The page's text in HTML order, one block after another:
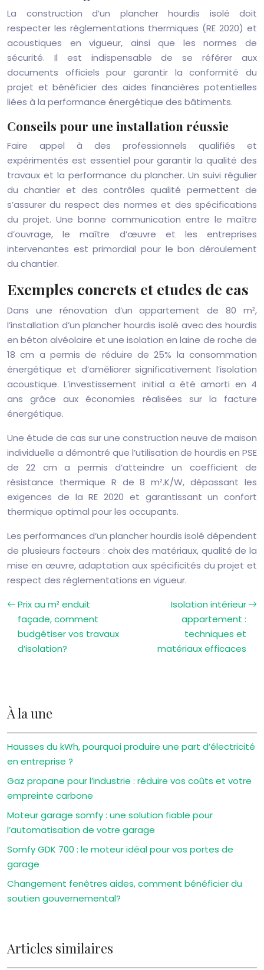
La construction d’un plancher hourdis isolé doit
respecter les réglementations thermiques (RE 2020) et
acoustiques en vigueur, ainsi que les normes de
sécurité. Il est indispensable de se référer aux
documents officiels pour garantir la conformité du
projet et bénéficier des aides financières potentielles
liées à la performance énergétique des bâtiments.
Conseils pour une installation réussie
Faire appel à des professionnels qualifiés et
expérimentés est essentiel pour garantir la qualité des
travaux et la performance du plancher. Un suivi régulier
du chantier et des contrôles qualité permettent de
s’assurer du respect des normes et des spécifications
du projet. Une bonne communication entre le maître
d’ouvrage, le maître d’œuvre et les entreprises
intervenantes est primordial pour le bon déroulement
du chantier.
Exemples concrets et etudes de cas
Dans une rénovation d’un appartement de 80 m²,
l’installation d’un plancher hourdis isolé avec des hourdis
en béton alvéolaire et une isolation en laine de roche de
18 cm a permis de réduire de 25% la consommation
énergétique et d’améliorer significativement l’isolation
acoustique. L’investissement initial a été amorti en 4
ans grâce aux économies réalisées sur la facture
énergétique.
Une étude de cas sur une construction neuve de maison
individuelle a démontré que l’utilisation de hourdis en PSE
de 22 cm a permis d’atteindre un coefficient de
résistance thermique R de 8 m².K/W, dépassant les
exigences de la RE 2020 et garantissant un confort
thermique optimal pour les occupants.
Les performances d’un plancher hourdis isolé dépendent
de plusieurs facteurs : choix des matériaux, qualité de la
mise en œuvre, adaptation aux spécificités du projet et
respect des réglementations en vigueur.
Prix au m² enduit
façade, comment
budgétiser vos travaux
d’isolation?
Isolation intérieur
appartement :
techniques et
matériaux efficaces
À la une
Hausses du kWh, pourquoi produire une part d’électricité
en entreprise ?
Gaz propane pour l’industrie : réduire vos coûts et votre
empreinte carbone
Moteur garage somfy : une solution fiable pour
l’automatisation de votre garage
Somfy GDK 700 : le moteur idéal pour vos portes de
garage
Changement fenêtres aides, comment bénéficier du
soutien gouvernemental?
Articles similaires